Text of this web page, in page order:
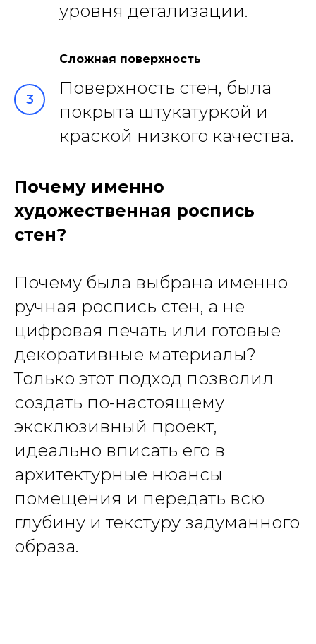
уровня детализации.
Сложная поверхность
Поверхность стен, была
покрыта штукатуркой и
краской низкого качества.
Почему именно
художественная роспись
стен?
Почему была выбрана именно
ручная роспись стен, а не
цифровая печать или готовые
декоративные материалы?
Только этот подход позволил
создать по-настоящему
эксклюзивный проект,
идеально вписать его в
архитектурные нюансы
помещения и передать всю
глубину и текстуру задуманного
образа.